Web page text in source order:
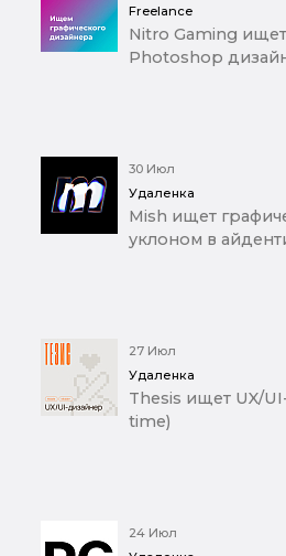
Freelance
Nitro Gaming
Photoshop
30 Июл
Удаленка
Mish ищет
уклоном в
27 Июл
Удаленка
Thesis ищет UX/
time)
24 Июл